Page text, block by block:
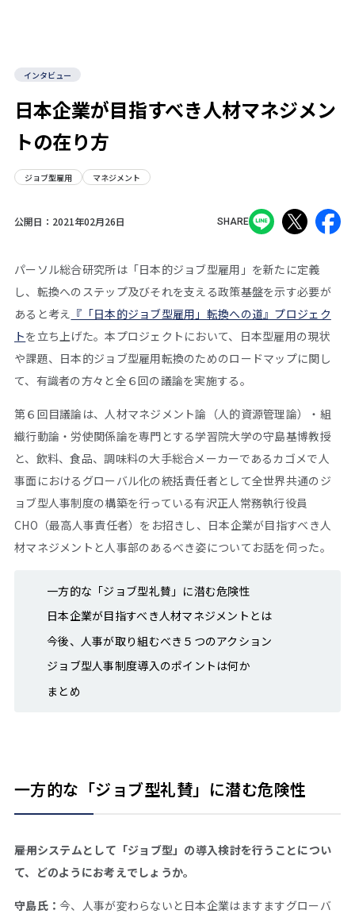
インタビュー
日本企業が目指すべき人材マネジメン
トの在り方
ジョブ型雇用 マネジメント
公開日： 2021年02月26日 SHARE
パーソル総合研究所は「日本的ジョブ型雇用」を新たに定義
し、転換へのステップ及びそれを支える政策基盤を示す必要が
あると考え 『「日本的ジョブ型雇用」転換への道』プロジェク
トを立ち上げた。本プロジェクトにおいて、日本型雇用の現状
や課題、日本的ジョブ型雇用転換のためのロードマップに関し
て、有識者の方々と全６回の議論を実施する。
第６回目議論は、人材マネジメント論（人的資源管理論）・組
織行動論・労使関係論を専門とする学習院大学の守島基博教授
と、飲料、食品、調味料の大手総合メーカーであるカゴメで人
事面におけるグローバル化の統括責任者として全世界共通のジ
ョブ型人事制度の構築を行っている有沢正人常務執行役員
CHO（最高人事責任者）をお招きし、日本企業が目指すべき人
材マネジメントと人事部のあるべき姿についてお話を伺った。
一方的な「ジョブ型礼賛」に潜む危険性
日本企業が目指すべき人材マネジメントとは
今後、人事が取り組むべき５つのアクション
ジョブ型人事制度導入のポイントは何か
まとめ
一方的な「ジョブ型礼賛」に潜む危険性
――雇用システムとして「ジョブ型」の導入検討を行うことについ
て、どのようにお考えでしょうか。
守島氏： 今、人事が変わらないと日本企業はますますグローバ